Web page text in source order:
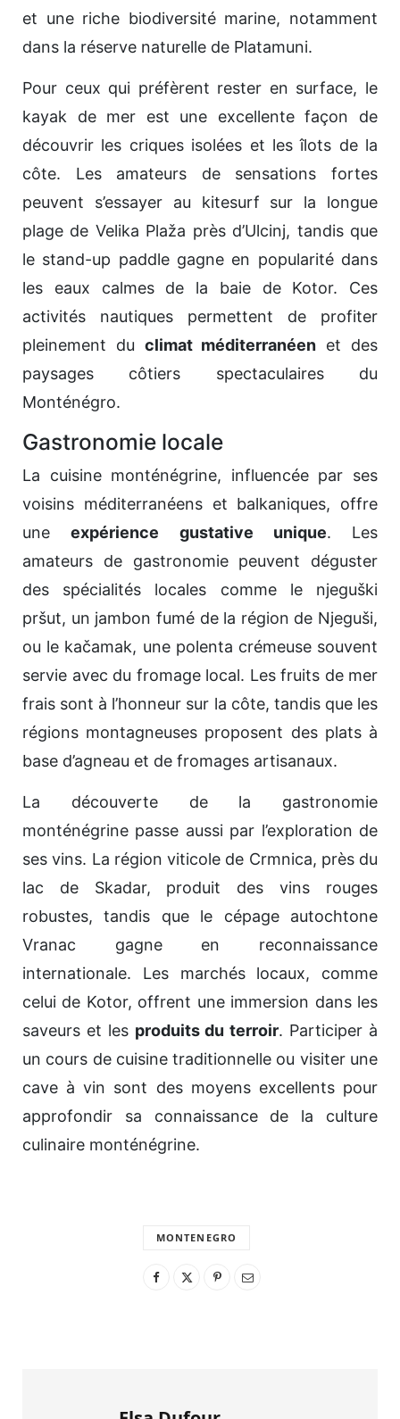
et une riche biodiversité marine, notamment
dans la réserve naturelle de Platamuni.
Pour ceux qui préfèrent rester en surface, le
kayak de mer est une excellente façon de
découvrir les criques isolées et les îlots de la
côte. Les amateurs de sensations fortes
peuvent s’essayer au kitesurf sur la longue
plage de Velika Plaža près d’Ulcinj, tandis que
le stand-up paddle gagne en popularité dans
les eaux calmes de la baie de Kotor. Ces
activités nautiques permettent de profiter
pleinement du climat méditerranéen et des
paysages côtiers spectaculaires du
Monténégro.
Gastronomie locale
La cuisine monténégrine, influencée par ses
voisins méditerranéens et balkaniques, offre
uneexpérience gustative unique. Les
amateurs de gastronomie peuvent déguster
des spécialités locales comme le njeguški
pršut, un jambon fumé de la région de Njeguši,
ou le kačamak, une polenta crémeuse souvent
servie avec du fromage local. Les fruits de mer
frais sont à l’honneur sur la côte, tandis que les
régions montagneuses proposent des plats à
base d’agneau et de fromages artisanaux.
La découverte de la gastronomie
monténégrine passe aussi par l’exploration de
ses vins. La région viticole de Crmnica, près du
lac de Skadar, produit des vins rouges
robustes, tandis que le cépage autochtone
Vranac gagne en reconnaissance
internationale. Les marchés locaux, comme
celui de Kotor, offrent une immersion dans les
saveurs et les produits du terroir. Participer à
un cours de cuisine traditionnelle ou visiter une
cave à vin sont des moyens excellents pour
approfondir sa connaissance de la culture
culinaire monténégrine.
MONTENEGRO